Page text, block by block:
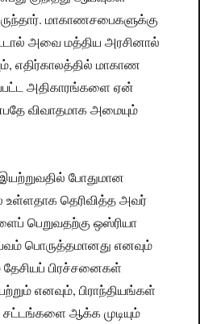
மாகாணசபைகளுக்கு
அவை மத்திய அரசினால்
எதிர்காலத்தில் மாகாண
அதிகாரங்களை ஏன்
விவாதமாக அமையும்
போதுமான
உள்ளதாக தெரிவித்த அவர்
பெறுவதற்கு ஒஸ்ரியா
பொருத்தமானது எனவும்
தேசியப் பிரச்சனைகள்
எனவும், பிராந்தியங்கள்
ஆக்க முடியும்